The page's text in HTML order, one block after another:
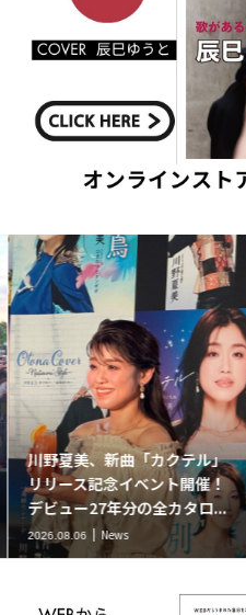
川野夏美、新曲「カクテル」
リリース記念イベント開催！
デビュー27年分の全カタロ...
2026.08.06 News